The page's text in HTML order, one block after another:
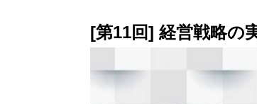
[第11回] 経営戦略の